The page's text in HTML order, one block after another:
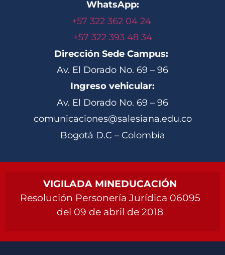
WhatsApp:
+57 322 362 04 24
+57 322 393 48 34
Dirección Sede Campus:
Av. El Dorado No. 69 – 96
Ingreso vehicular:
Av. El Dorado No. 69 – 96
comunicaciones@salesiana.edu.co
Bogotá D.C – Colombia
VIGILADA MINEDUCACIÓN
Resolución Personería Jurídica 06095
del 09 de abril de 2018